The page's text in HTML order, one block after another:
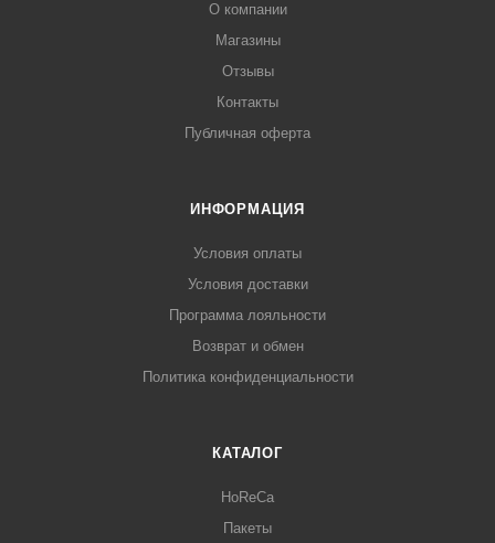
О компании
Магазины
Отзывы
Контакты
Публичная оферта
ИНФОРМАЦИЯ
Условия оплаты
Условия доставки
Программа лояльности
Возврат и обмен
Политика конфиденциальности
КАТАЛОГ
HoReCa
Пакеты